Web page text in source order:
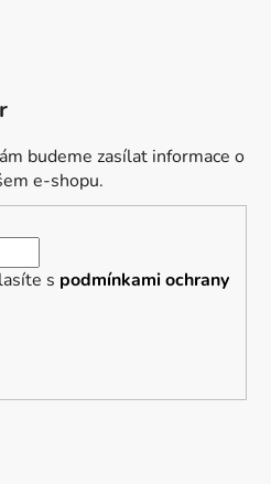
budeme zasílat informace o
e-shopu.
s podmínkami ochrany